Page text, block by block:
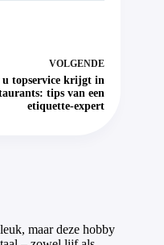
VOLGENDE
u topservice krijgt in
tips van een
etiquette-expert
maar deze hobby